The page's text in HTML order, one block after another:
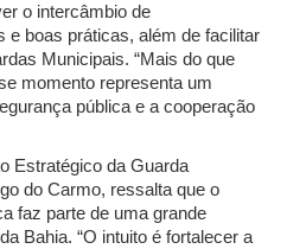
o intercâmbio de
e boas práticas, além de facilitar
Municipais. “Mais do que
momento representa um
pública e a cooperação
Estratégico da Guarda
do Carmo, ressalta que o
faz parte de uma grande
Bahia. “O intuito é fortalecer a